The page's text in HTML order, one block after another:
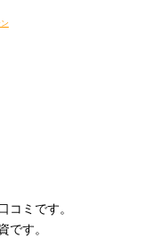
コミです。
です。